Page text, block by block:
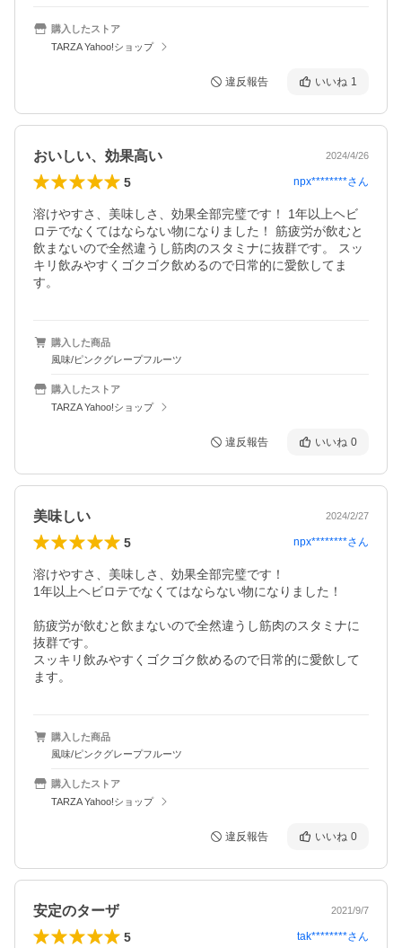
購入したストア
TARZA Yahoo!ショップ
違反報告 いいね 1
おいしい、効果高い 2024/4/26
5 npx********さん
溶けやすさ、美味しさ、効果全部完璧です！ 1年以上ヘビ
ロテでなくてはならない物になりました！ 筋疲労が飲むと
飲まないので全然違うし筋肉のスタミナに抜群です。 スッ
キリ飲みやすくゴクゴク飲めるので日常的に愛飲してま
す。
購入した商品
風味/ピンクグレープフルーツ
購入したストア
TARZA Yahoo!ショップ
違反報告 いいね 0
美味しい 2024/2/27
5 npx********さん
溶けやすさ、美味しさ、効果全部完璧です！
1年以上ヘビロテでなくてはならない物になりました！
筋疲労が飲むと飲まないので全然違うし筋肉のスタミナに
抜群です。
スッキリ飲みやすくゴクゴク飲めるので日常的に愛飲して
ます。
購入した商品
風味/ピンクグレープフルーツ
購入したストア
TARZA Yahoo!ショップ
違反報告 いいね 0
安定のターザ 2021/9/7
5 tak********さん